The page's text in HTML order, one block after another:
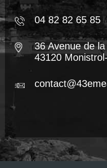
04 82 82 65 85
36 Avenue de
43120